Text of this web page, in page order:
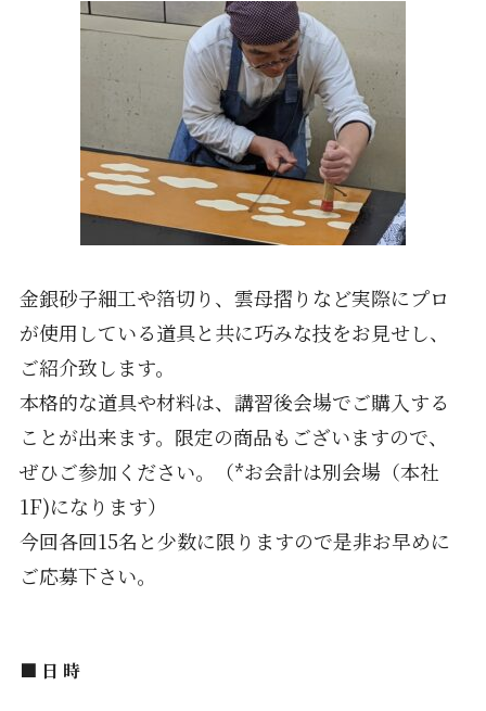
金銀砂子細工や箔切り、雲母摺りなど実際にプロ
が使用している道具と共に巧みな技をお見せし、
ご紹介致します。
本格的な道具や材料は、講習後会場でご購入する
ことが出来ます。限定の商品もございますので、
ぜひご参加ください。（*お会計は別会場（本社
1F)になります）
今回各回15名と少数に限りますので是非お早めに
ご応募下さい。
■ 日 時